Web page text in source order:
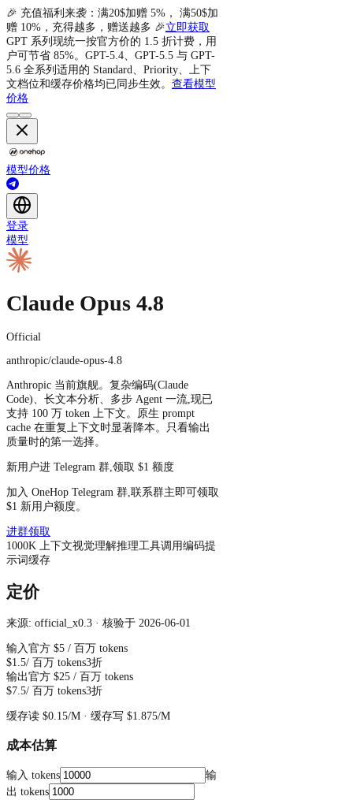
🎉 充值福利来袭：满20$加赠 5%， 满50$加
赠 10%，充得越多，赠送越多 🎉立即获取
GPT 系列现统一按官方价的 1.5 折计费，用
户可节省 85%。GPT-5.4、GPT-5.5 与 GPT-
5.6 全系列适用的 Standard、Priority、上下
文档位和缓存价格均已同步生效。 查看模型
价格
模型价格
登录
模型
Claude Opus 4.8
Official
anthropic/claude-opus-4.8
Anthropic 当前旗舰。复杂编码(Claude
Code)、长文本分析、多步 Agent 一流,现已
支持 100 万 token 上下文。原生 prompt
cache 在重复上下文时显著降本。只看输出
质量时的第一选择。
新用户进 Telegram 群,领取 $1 额度
加入 OneHop Telegram 群,联系群主即可领取
$1 新用户额度。
进群领取
1000K 上下文视觉理解推理工具调用编码提
示词缓存
定价
来源: official_x0.3 · 核验于 2026-06-01
输入官方 $5 / 百万 tokens
$1.5/ 百万 tokens3折
输出官方 $25 / 百万 tokens
$7.5/ 百万 tokens3折
缓存读 $0.15/M · 缓存写 $1.875/M
成本估算
输入 tokens
输
出 tokens